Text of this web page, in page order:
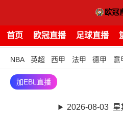
首页 欧冠直播 足球直播
NBA 英超 西甲 法甲 德甲 意
加EBL直播
2026-08-03 星